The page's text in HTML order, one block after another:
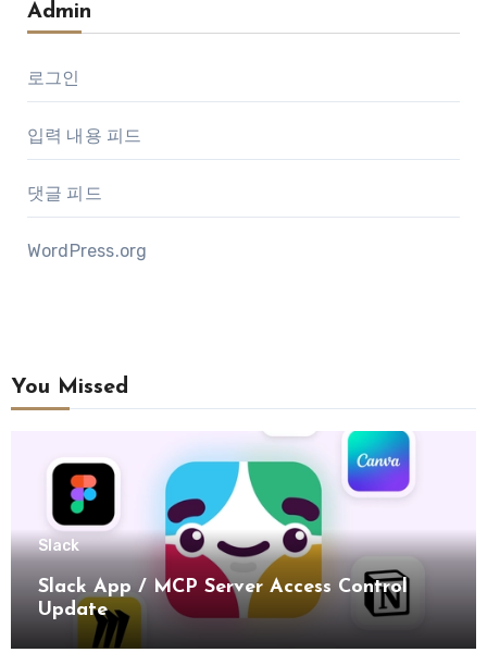
Admin
로그인
입력 내용 피드
댓글 피드
WordPress.org
You Missed
Slack
Slack App / MCP Server Access Control
Update